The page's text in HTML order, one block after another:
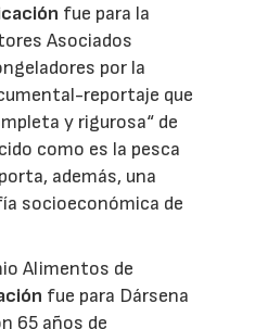
fue para la
Asociados
por la
reportaje que
y rigurosa“ de
como es la pesca
además, una
socioeconómica de
Alimentos de
fue para Dársena
65 años de